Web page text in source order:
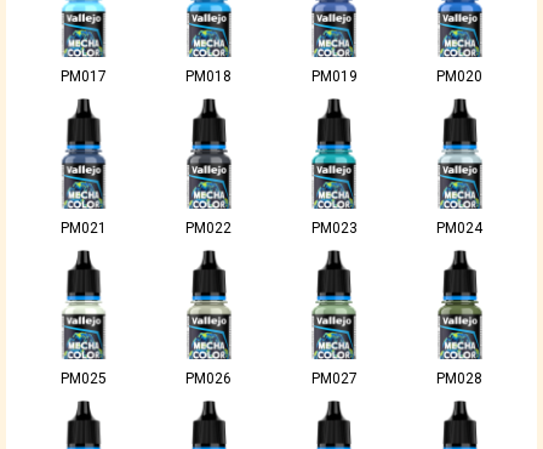
PM017 PM018 PM019 PM020
PM021 PM022 PM023 PM024
PM025 PM026 PM027 PM028